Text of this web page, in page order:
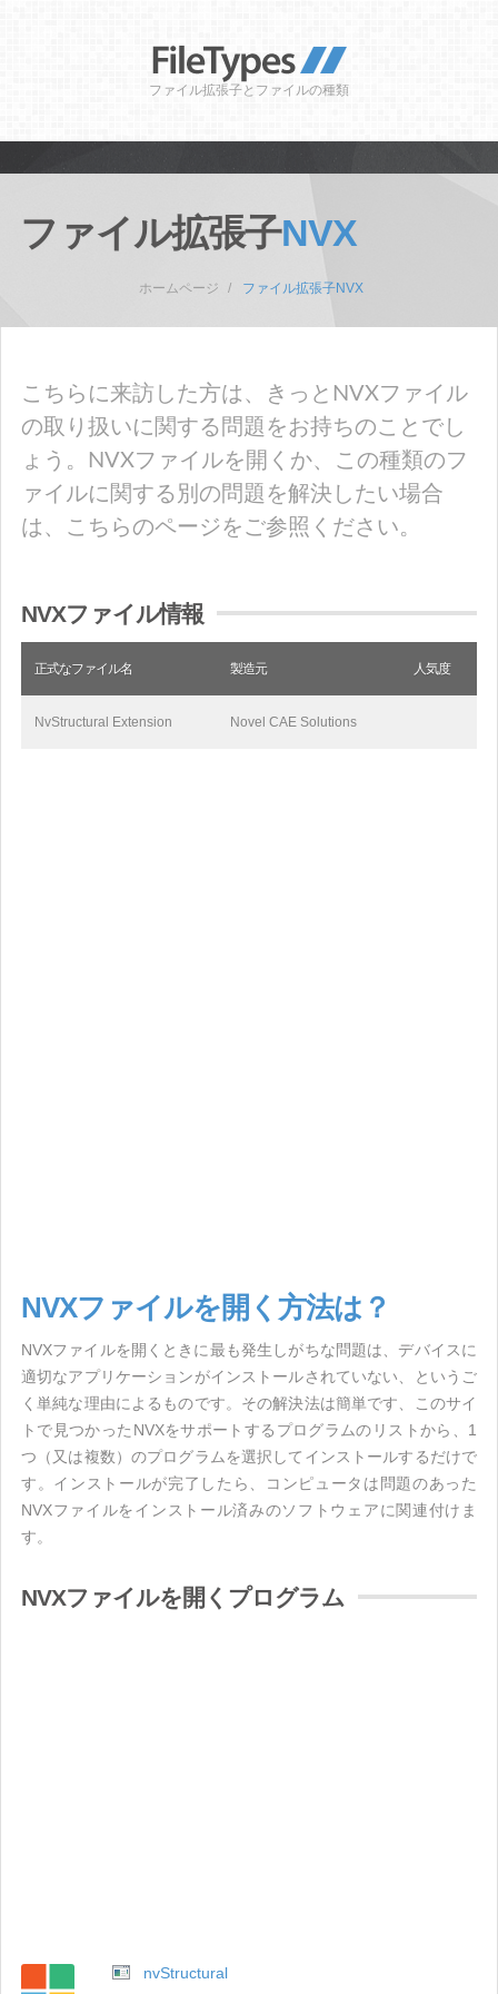
ファイル拡張子とファイルの種類
ファイル拡張子NVX
ホームページ ファイル拡張子NVX
こちらに来訪した方は、きっとNVXファイル
の取り扱いに関する問題をお持ちのことでし
ょう。NVXファイルを開くか、この種類のフ
ァイルに関する別の問題を解決したい場合
は、こちらのページをご参照ください。
NVXファイル情報
正式なファイル名 製造元 人気度
NvStructural Extension Novel CAE Solutions
NVXファイルを開く方法は？
NVXファイルを開くときに最も発生しがちな問題は、デバイスに
適切なアプリケーションがインストールされていない、というご
く単純な理由によるものです。その解決法は簡単です、このサイ
トで見つかったNVXをサポートするプログラムのリストから、1
つ（又は複数）のプログラムを選択してインストールするだけで
す。インストールが完了したら、コンピュータは問題のあった
NVXファイルをインストール済みのソフトウェアに関連付けま
す。
NVXファイルを開くプログラム
nvStructural